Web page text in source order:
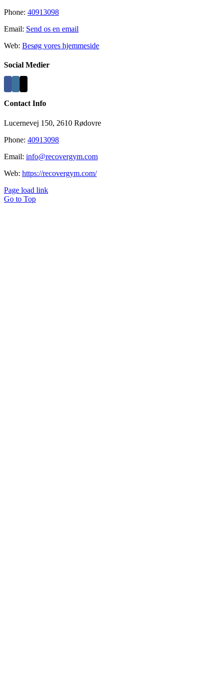
Phone: 40913098
Email: Send os en email
Web: Besøg vores hjemmeside
Social Medier
Contact Info
Lucernevej 150, 2610 Rødovre
Phone: 40913098
Email: info@recovergym.com
Web: https://recovergym.com/
Page load link
Go to Top